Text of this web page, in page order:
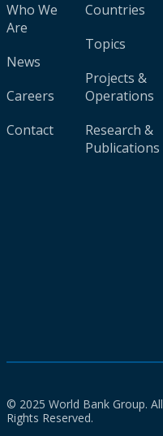
Who We
Are
News
Careers
Contact
Countries
Topics
Projects &
Operations
Research &
Publications
© 2025 World Bank Group. All
Rights Reserved.